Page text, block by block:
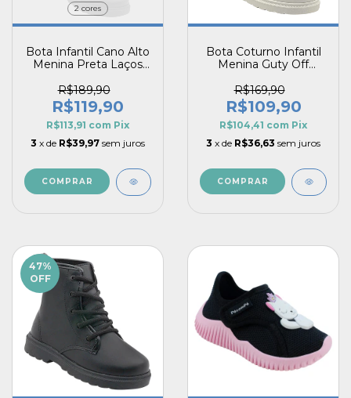
2 cores
Bota Infantil Cano Alto
Menina Preta Laços
Fashion Guty
R$189,90
R$119,90
R$113,91 com Pix
3 x de R$39,97 sem juros
COMPRAR
Bota Coturno Infantil
Menina Guty Off
Brilho de Coração
R$169,90
R$109,90
R$104,41 com Pix
3 x de R$36,63 sem juros
COMPRAR
47%
OFF